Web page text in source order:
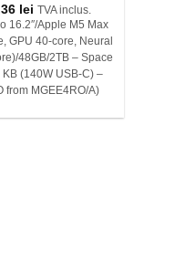
lei TVA inclus.
16.2″/Apple M5 Max
GPU 40-core, Neural
48GB/2TB – Space
KB (140W USB-C) –
from MGEE4RO/A)